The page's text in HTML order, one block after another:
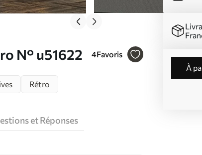
N° u51622 4Favoris
à
Rétro
et Réponses